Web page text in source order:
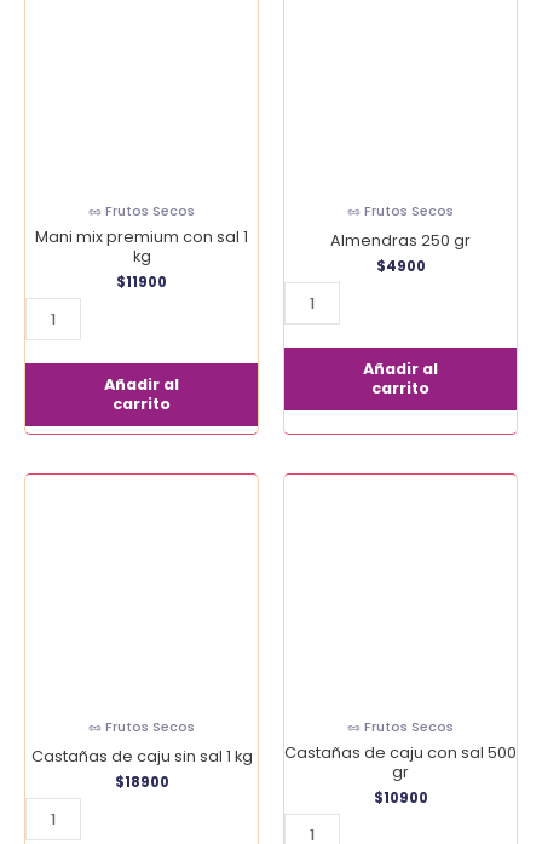
🥜 Frutos Secos
Mani mix premium con sal 1
kg
$11900
Añadir al
carrito
🥜 Frutos Secos
Almendras 250 gr
$4900
Añadir al
carrito
🥜 Frutos Secos
Castañas de caju sin sal 1 kg
$18900
🥜 Frutos Secos
Castañas de caju con sal 500
gr
$10900